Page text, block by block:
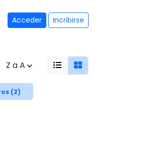
Acceder Incribirse
Z a A
(2)